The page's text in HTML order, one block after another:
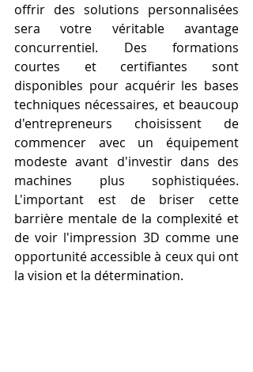
offrir des solutions personnalisées
sera votre véritable avantage
concurrentiel. Des formations
courtes et certifiantes sont
disponibles pour acquérir les bases
techniques nécessaires, et beaucoup
d'entrepreneurs choisissent de
commencer avec un équipement
modeste avant d'investir dans des
machines plus sophistiquées.
L'important est de briser cette
barrière mentale de la complexité et
de voir l'impression 3D comme une
opportunité accessible à ceux qui ont
la vision et la détermination.